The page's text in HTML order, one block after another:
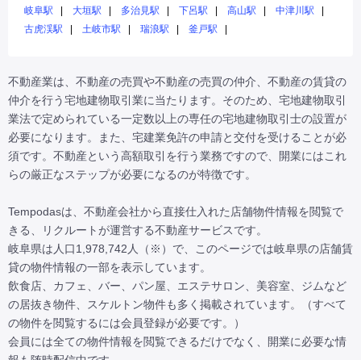
岐阜駅 大垣駅 多治見駅 下呂駅 高山駅
中津川駅
古虎渓駅
土岐市駅 瑞浪駅 釜戸駅
不動産業は、不動産の売買や不動産の売買の仲介、不動産の賃貸の
仲介を行う宅地建物取引業に当たります。そのため、宅地建物取引
業法で定められている一定数以上の専任の宅地建物取引士の設置が
必要になります。また、宅建業免許の申請と交付を受けることが必
須です。不動産という高額取引を行う業務ですので、開業にはこれ
らの厳正なステップが必要になるのが特徴です。
Tempodasは、不動産会社から直接仕入れた店舗物件情報を閲覧で
きる、リクルートが運営する不動産サービスです。
岐阜県は人口1,978,742人（※）で、このページでは岐阜県の店舗賃
貸の物件情報の一部を表示しています。
飲食店、カフェ、バー、パン屋、エステサロン、美容室、ジムなど
の居抜き物件、スケルトン物件も多く掲載されています。（すべて
の物件を閲覧するには会員登録が必要です。）
会員には全ての物件情報を閲覧できるだけでなく、開業に必要な情